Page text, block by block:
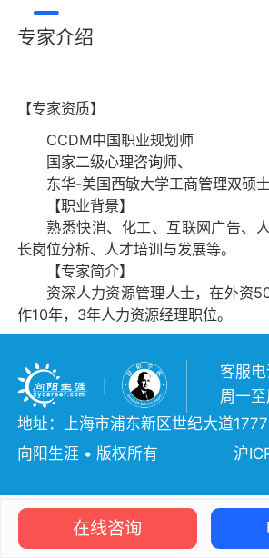
专家介绍
【专家资质】
CCDM中国职业规划师
国家二级心理咨询师、
东华-美国西敏大学工商管理双硕
【职业背景】
熟悉快消、化工、互联网广告、
长岗位分析、人才培训与发展等。
【专家简介】
资深人力资源管理人士，在外资
作10年，3年人力资源经理职位。
客服
周一
地址：上海市浦东新区世纪大道
向阳生涯 • 版权所有
沪
在线咨询